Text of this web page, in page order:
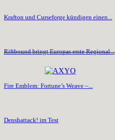
Krafton und Curseforge kündigen einen...
Riftbound bringt Europas erste Regional...
Fire Emblem: Fortune’s Weave –...
Denshattack! im Test